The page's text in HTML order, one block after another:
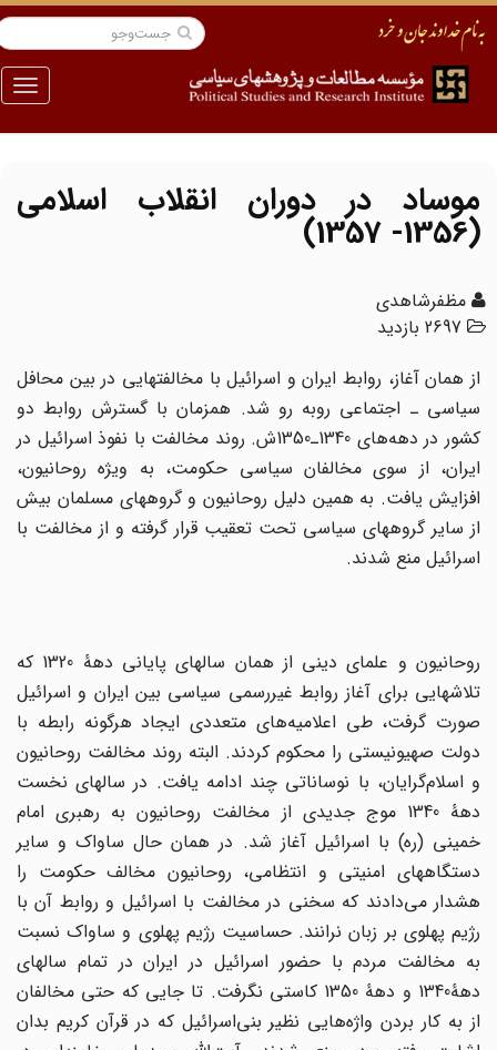
منو
موساد در دوران انقلاب‌ اسلامی
مظفرشاهدی
2697 بازدید
از همان آغاز، روابط ایران و اسرائیل با مخالفتهایی در بین محافل
سیاسی ـ اجتماعی روبه رو شد. همزمان با گسترش روابط دو
کشور در دهه‌های 1340ـ1350ش. روند مخالفت با نفوذ اسرائیل در
ایران، از سوی مخالفان سیاسی حکومت، به ویژه روحانیون،
افزایش یافت. به همین دلیل روحانیون و گروههای مسلمان بیش
از سایر گروههای سیاسی تحت تعقیب قرار گرفته و از مخالفت با
اسرائیل منع شدند.
روحانیون و علمای دینی از همان سالهای پایانی دهۀ 1320 که
تلاشهایی برای آغاز روابط غیررسمی سیاسی بین ایران و اسرائیل
صورت گرفت، طی اعلامیه‌های متعددی ایجاد هرگونه رابطه با
دولت صهیونیستی را محکوم کردند. البته روند مخالفت روحانیون
و اسلام‌گرایان، با نوساناتی چند ادامه یافت. در سالهای نخست
دهۀ 1340 موج جدیدی از مخالفت روحانیون به رهبری امام‌
خمینی (ره) با اسرائیل آغاز شد. در همان حال ساواک و سایر
دستگاههای امنیتی و انتظامی، روحانیون مخالف حکومت را
هشدار می‌دادند که سخنی در مخالفت با اسرائیل و روابط آن با
رژیم پهلوی بر زبان نرانند. حساسیت رژیم پهلوی و ساواک نسبت
به مخالفت مردم با حضور اسرائیل در ایران در تمام سالهای
دهۀ1340 و دهۀ 1350 کاستی نگرفت. تا جایی که حتی مخالفان
از به کار بردن واژه‌هایی نظیر بنی‌اسرائیل که در قرآن کریم بدان